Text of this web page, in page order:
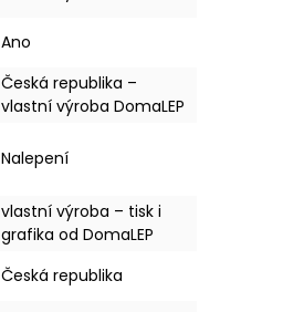
Ano
Česká republika –
vlastní výroba DomaLEP
Nalepení
vlastní výroba – tisk i
grafika od DomaLEP
Česká republika